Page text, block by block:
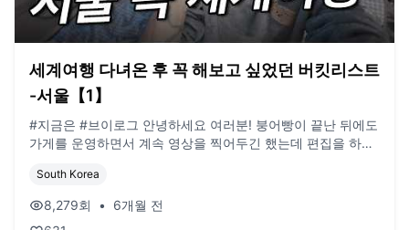
세계여행 다녀온 후 꼭 해보고 싶었던 버킷리스트
-서울【1】
#지금은 #브이로그 안녕하세요 여러분! 붕어빵이 끝난 뒤에도
가게를 운영하면서 계속 영상을 찍어두긴 했는데 편집을 하다
서 제가 봐도 몰입이 잘 안 되더라고요. 그래서 아예 현재 시점
의 영상을 올리기로 했습니다 갑자기 요즘 영상을 올리려니 찍
어둔 게 거의 없어서 유튜브 하면서 처음으로 콘텐츠를 짜서
South Korea
8,279회 •
6개월 전